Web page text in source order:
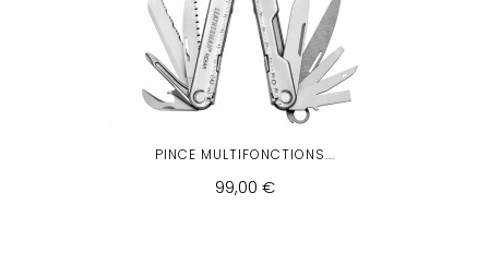
PINCE MULTIFONCTIONS...
99,00 €